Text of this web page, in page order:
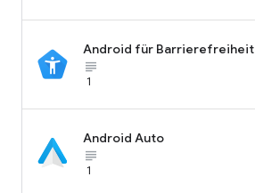
Android für Barrierefreiheit
subject_black
1
Android Auto
subject_black
1